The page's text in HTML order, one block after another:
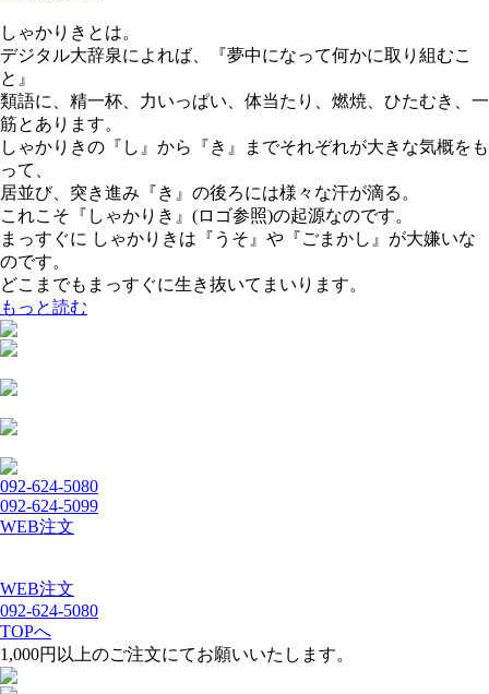
しゃかりきとは。
デジタル大辞泉によれば、『夢中になって何かに取り組むこ
と』
類語に、精一杯、力いっぱい、体当たり、燃焼、ひたむき、一
筋とあります。
しゃかりきの『し』から『き』までそれぞれが大きな気概をも
って、
居並び、突き進み『き』の後ろには様々な汗が滴る。
これこそ『しゃかりき』(ロゴ参照)の起源なのです。
まっすぐに しゃかりきは『うそ』や『ごまかし』が大嫌いな
のです。
どこまでもまっすぐに生き抜いてまいります。
もっと読む
092-624-5080
092-624-5099
WEB注文
WEB注文
092-624-5080
TOPへ
1,000円以上のご注文にてお願いいたします。